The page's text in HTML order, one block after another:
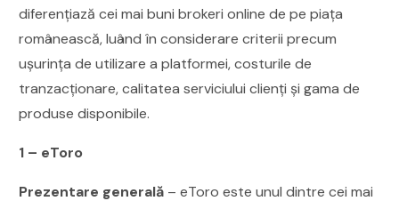
diferențiază cei mai buni brokeri online de pe piața
românească, luând în considerare criterii precum
ușurința de utilizare a platformei, costurile de
tranzacționare, calitatea serviciului clienți și gama de
produse disponibile.
1 – eToro
Prezentare generală – eToro este unul dintre cei mai